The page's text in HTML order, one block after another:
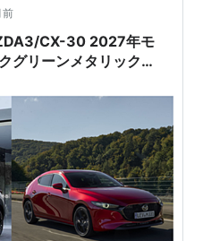
まだ存在しない。 なの
前
CX-30 2027年モ
グリーンメタリックが